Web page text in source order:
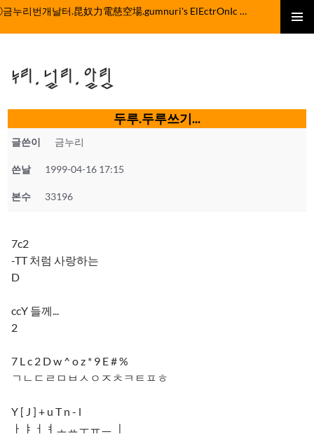
컨
뛰
기
ⓒ금누리번개날터.昆奴力電慈空場.gumnuri's ElEctrOnIc fActOrY
누리.널리.알림
두루.두루쓰기...
글쓴이 금누리
쓴날 1999-04-16 17:15
본수 33196
7c2
-TT 처럼 사랑하는
D
ccY 들께...
2
7 L c 2 D w ^ o z * 9 E # %
ㄱㄴㄷㄹㅁㅂㅅㅇㅈㅊㅋㅌㅍㅎ
Y [ J ] + u T n - l
ㅏㅑㅓㅕㅗㅛㅜㅠㅡ ㅣ